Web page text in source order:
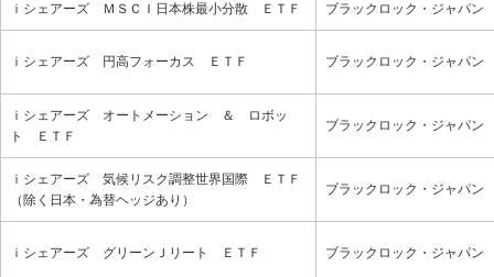
ｉシェアーズ ＭＳＣＩ日本株最小分散 ＥＴＦ ブラックロック・ジャパン
ｉシェアーズ 円高フォーカス ＥＴＦ ブラックロック・ジャパン
ｉシェアーズ オートメーション ＆ ロボッ
ト ＥＴＦ
ブラックロック・ジャパン
ｉシェアーズ 気候リスク調整世界国際 ＥＴＦ
（除く日本・為替ヘッジあり）
ブラックロック・ジャパン
ｉシェアーズ グリーンＪリート ＥＴＦ ブラックロック・ジャパン